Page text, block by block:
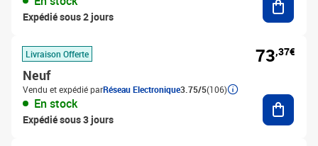
Expédié sous 2 jours
Livraison Offerte
Neuf
Vendu et expédié parRéseau Electronique3.75/5(106)
En stock
Expédié sous 3 jours
73,37€